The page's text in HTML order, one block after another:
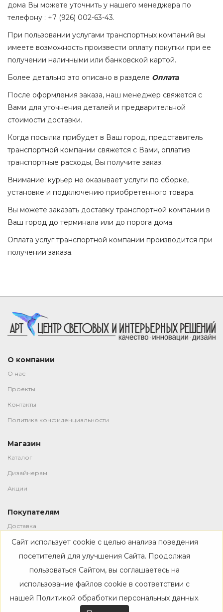
дома Вы можете уточнить у нашего менеджера по
телефону : +7 (926) 002-63-43.
При пользовании услугами транспортных компаний вы
имеете возможность произвести оплату покупки при ее
получении наличными или банковской картой.
Более детально это описано в разделе Оплата
После оформления заказа, наш менеджер свяжется с
Вами для уточнения деталей и предварительной
стоимости доставки.
Когда посылка прибудет в Ваш город, представитель
транспортной компании свяжется с Вами, оплатив
транспортные расходы, Вы получите заказ.
Внимание: курьер не оказывает услуги по сборке,
установке и подключению приобретенного товара.
Вы можете заказать доставку транспортной компании в
Ваш город до терминала или до порога дома.
Оплата услуг транспортной компании производится при
получении заказа.
О компании
О нас
Проекты
Контакты
Политика конфиденциальности
Магазин
Каталог
Дизайнерам
Акции
Покупателям
Доставка
Оплата
Возврат
Сайт использует cookie с целью анализа поведения
посетителей для улучшения Сайта. Продолжая
пользоваться Сайтом, вы соглашаетесь на
использование файлов cookie в соответствии с
нашей Политикой обработки персональных данных.